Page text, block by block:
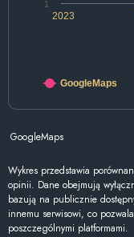
2023
1
GoogleMaps
GoogleMaps
Wykres przedstawia
opinii. Dane obejmują
bazują na publicznie
innemu serwisowi, co
poszczególnymi platformami.